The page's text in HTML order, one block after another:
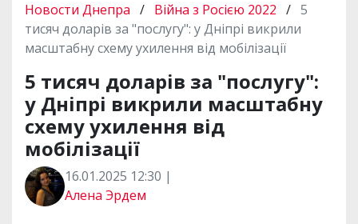
Новости Днепра / Війна з Росією 2022 / 5
тисяч доларів за "послугу": у Дніпрі викрили
масштабну схему ухилення від мобілізації
5 тисяч доларів за "послугу":
у Дніпрі викрили масштабну
схему ухилення від
мобілізації
16.01.2025 12:30 |
Алена Эрдем